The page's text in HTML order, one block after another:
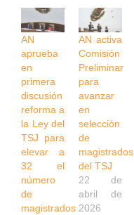
AN
aprueba
en
primera
discusión
reforma a
la Ley del
TSJ para
elevar a
32 el
número
de
magistrados
AN activa
Comisión
Preliminar
para
avanzar
en
selección
de
magistrados
del TSJ
22 de
abril de
2026